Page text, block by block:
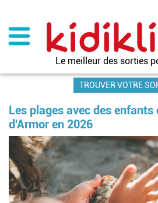
contenu
principal
Le meilleur des sorties
TROUVER VOTRE
Les plages avec des enfants
d'Armor en 2026
Image